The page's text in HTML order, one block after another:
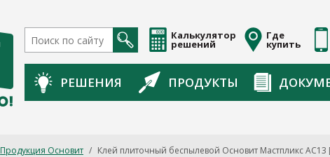
Калькулятор
решений
Где
купить
РЕШЕНИЯ ПРОДУКТЫ
Продукция Основит / Клей плиточный беспылевой Основит Мастпликс AC13